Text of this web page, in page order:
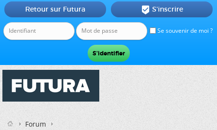
Se souvenir de moi ?
Retour sur Futura  S'inscrire
Forum